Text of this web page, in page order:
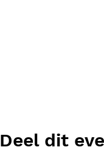
Deel dit